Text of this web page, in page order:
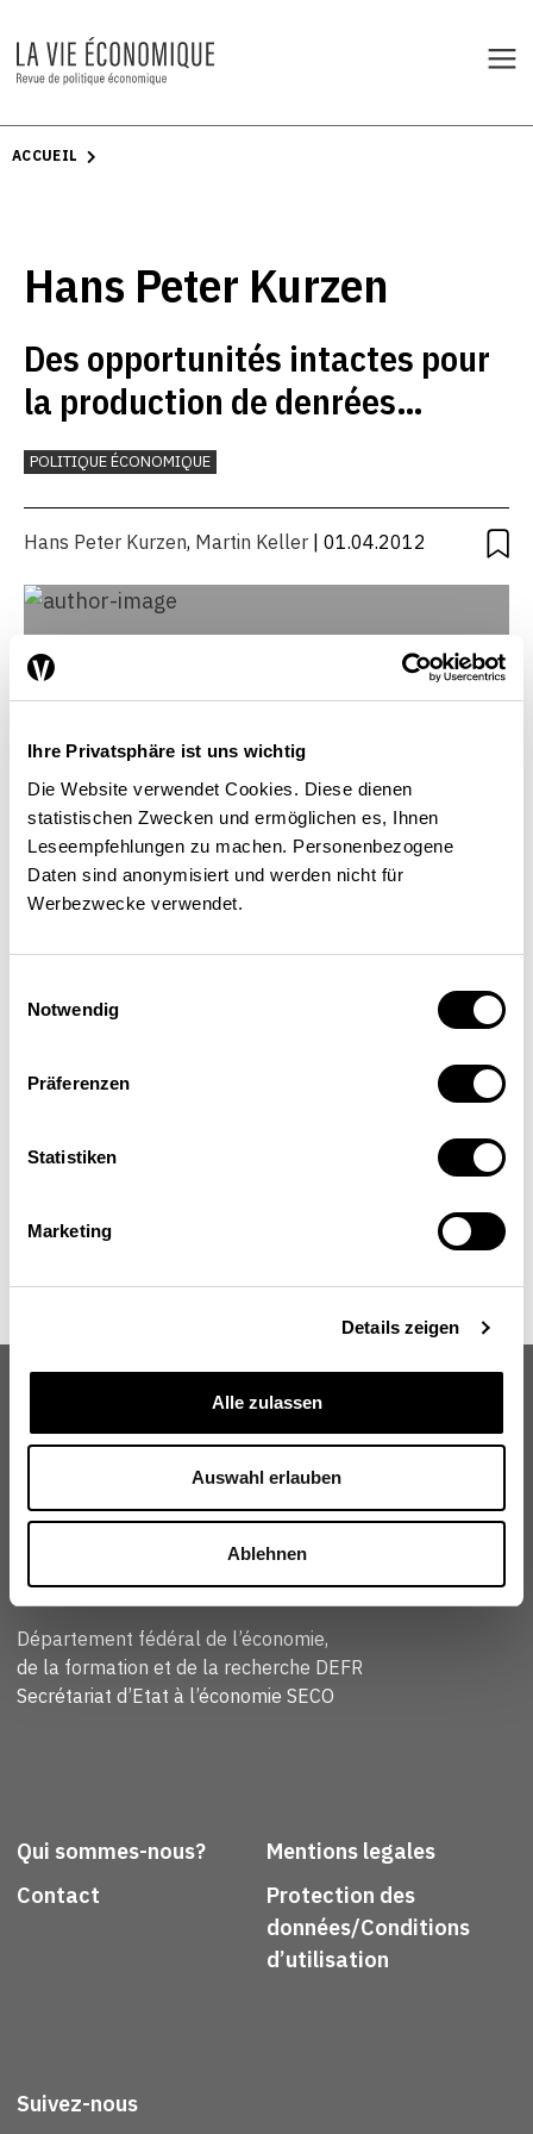
Ihre Privatsphäre ist uns wichtig
Die Website verwendet Cookies. Diese dienen
statistischen Zwecken und ermöglichen es, Ihnen
Leseempfehlungen zu machen. Personenbezogene
Daten sind anonymisiert und werden nicht für
Werbezwecke verwendet.
Notwendig
Präferenzen
Statistiken
Marketing
Details zeigen
Alle zulassen
Auswahl erlauben
Ablehnen
ACCUEIL
Hans Peter Kurzen
Des opportunités intactes pour
la production de denrées
alimentaires en Suisse
POLITIQUE ÉCONOMIQUE
Hans Peter Kurzen, Martin Keller | 01.04.2012
Responsable Communication d’entreprise fenaco,
Schweizerische Eidgenossenschaft
Confederazione Svizzera
Confederaziun svizra
Département fédéral de l’économie,
de la formation et de la recherche DEFR
Secrétariat d’Etat à l’économie SECO
Qui sommes-nous?
Contact
Mentions legales
Protection des
données/Conditions
d’utilisation
Suivez-nous